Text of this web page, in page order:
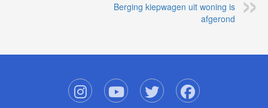
Berging kiepwagen uit woning is
afgerond